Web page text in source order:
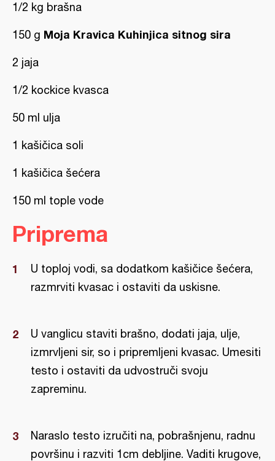
1/2 kg brašna
150 g Moja Kravica Kuhinjica sitnog sira
2 jaja
1/2 kockice kvasca
50 ml ulja
1 kašičica soli
1 kašičica šećera
150 ml tople vode
Priprema
U toploj vodi, sa dodatkom kašičice šećera,
razmrviti kvasac i ostaviti da uskisne.
U vanglicu staviti brašno, dodati jaja, ulje,
izmrvljeni sir, so i pripremljeni kvasac. Umesiti
testo i ostaviti da udvostruči svoju
zapreminu.
Naraslo testo izručiti na, pobrašnjenu, radnu
površinu i razviti 1cm debljine. Vaditi krugove,